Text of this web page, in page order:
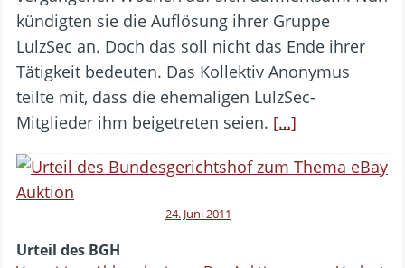
kündigten sie die Auflösung ihrer Gruppe
LulzSec an. Doch das soll nicht das Ende ihrer
Tätigkeit bedeuten. Das Kollektiv Anonymus
teilte mit, dass die ehemaligen LulzSec-
Mitglieder ihm beigetreten seien. […]
24. Juni 2011
Urteil des BGH